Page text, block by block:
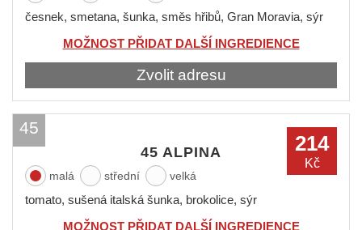
česnek, smetana, šunka, směs hřibů, Gran Moravia, sýr
MOŽNOST PŘIDAT DALŠÍ INGREDIENCE
Zvolit adresu
214
Kč
45 ALPINA
malá střední velká
tomato, sušená italská šunka, brokolice, sýr
MOŽNOST PŘIDAT DALŠÍ INGREDIENCE
45